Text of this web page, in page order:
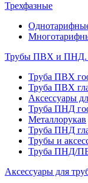
Трехфазные
Трубы ПВХ и ПНД.
Труба ПВХ
Труба ПВХ
Аксессуары
Труба ПНД
Металлорукав
Труба ПНД
Трубы и
Труба ПНД/
Аксессуары для